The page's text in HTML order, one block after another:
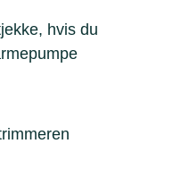
hvis du